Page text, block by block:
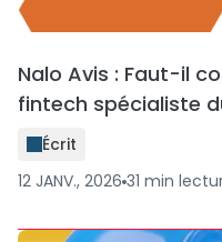
Nalo Avis : Faut-il
fintech spécialiste
Écrit
12 JANV., 2026 31 min